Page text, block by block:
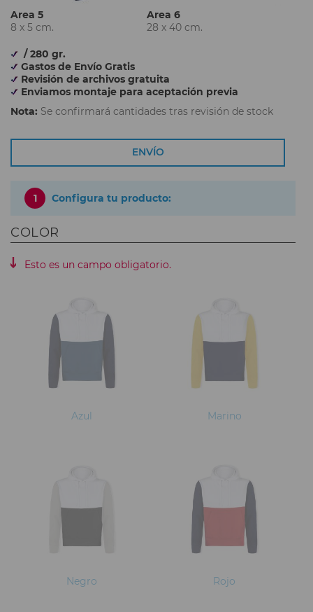
Area 5
8 x 5 cm.
Area 6
28 x 40 cm.
/ 280 gr.
Gastos de Envío Gratis
Revisión de archivos gratuita
Enviamos montaje para aceptación previa
Nota: Se confirmará cantidades tras revisión de stock
ENVÍO
1 Configura tu producto:
COLOR
Esto es un campo obligatorio.
Azul Marino
Negro Rojo